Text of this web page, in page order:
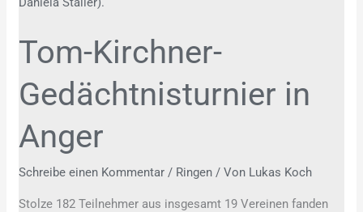
Tom-Kirchner-
Gedächtnisturnier in
Anger
Schreibe einen Kommentar / Ringen / Von Lukas Koch
Stolze 182 Teilnehmer aus insgesamt 19 Vereinen fanden
in
Anger